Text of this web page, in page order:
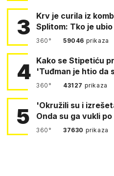
3
Krv je curila iz
Splitom: Tko je
360° 59046 prikaza
4 Kako se Stipetiću
'Tuđman je htio da
360° 43127 prikaza
5
'Okružili su i
Onda su ga vukli
360° 37630 prikaza